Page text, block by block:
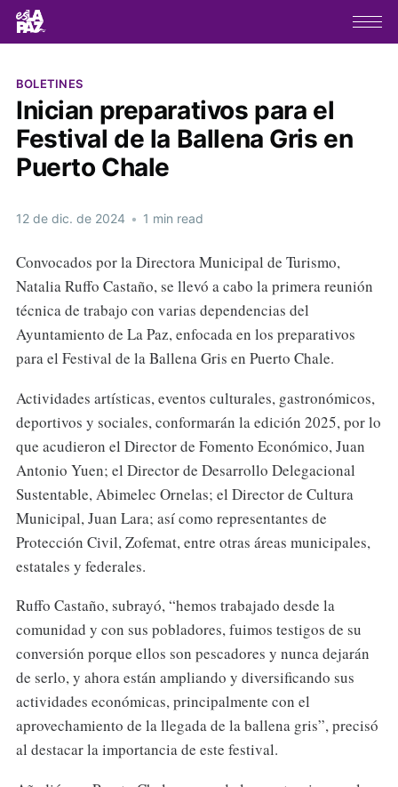
BOLETINES
Inician preparativos para el
Festival de la Ballena Gris en
Puerto Chale
12 de dic. de 2024 • 1 min read
Convocados por la Directora Municipal de Turismo,
Natalia Ruffo Castaño, se llevó a cabo la primera reunión
técnica de trabajo con varias dependencias del
Ayuntamiento de La Paz, enfocada en los preparativos
para el Festival de la Ballena Gris en Puerto Chale.
Actividades artísticas, eventos culturales, gastronómicos,
deportivos y sociales, conformarán la edición 2025, por lo
que acudieron el Director de Fomento Económico, Juan
Antonio Yuen; el Director de Desarrollo Delegacional
Sustentable, Abimelec Ornelas; el Director de Cultura
Municipal, Juan Lara; así como representantes de
Protección Civil, Zofemat, entre otras áreas municipales,
estatales y federales.
Ruffo Castaño, subrayó, “hemos trabajado desde la
comunidad y con sus pobladores, fuimos testigos de su
conversión porque ellos son pescadores y nunca dejarán
de serlo, y ahora están ampliando y diversificando sus
actividades económicas, principalmente con el
aprovechamiento de la llegada de la ballena gris”, precisó
al destacar la importancia de este festival.